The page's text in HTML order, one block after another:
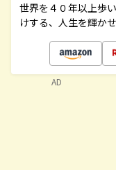
世界を４０年以上歩
けする、人生を輝か
AD